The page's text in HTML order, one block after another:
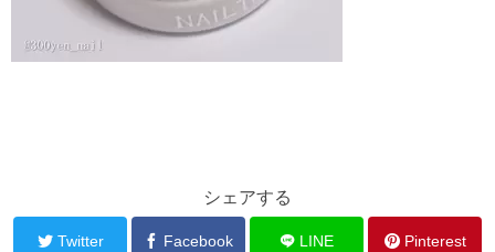
シェアする
Twitter Facebook LINE Pinterest